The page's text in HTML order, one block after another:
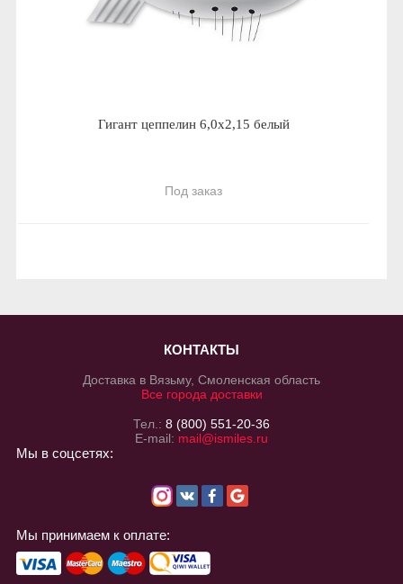
Гигант цеппелин 6,0х2,15 белый
Под заказ
КОНТАКТЫ
Доставка в Вязьму, Смоленская область
Все города доставки
Тел.: 8 (800) 551-20-36
E-mail: mail@ismiles.ru
Мы в соцсетях:
Мы принимаем к оплате: